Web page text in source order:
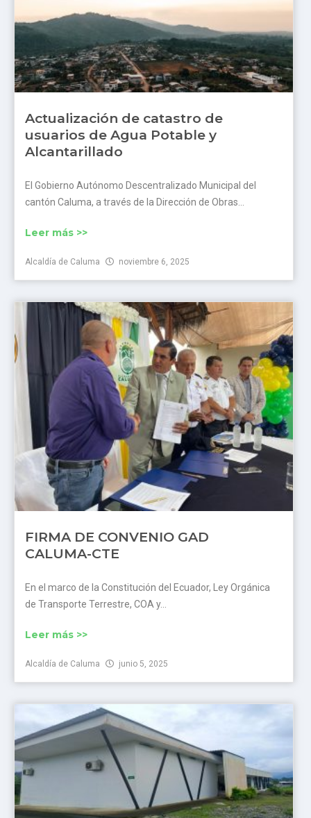
Actualización de catastro de
usuarios de Agua Potable y
Alcantarillado
El Gobierno Autónomo Descentralizado Municipal del
cantón Caluma, a través de la Dirección de Obras...
Leer más >>
Alcaldía de Caluma noviembre 6, 2025
FIRMA DE CONVENIO GAD
CALUMA-CTE
En el marco de la Constitución del Ecuador, Ley Orgánica
de Transporte Terrestre, COA y...
Leer más >>
Alcaldía de Caluma junio 5, 2025